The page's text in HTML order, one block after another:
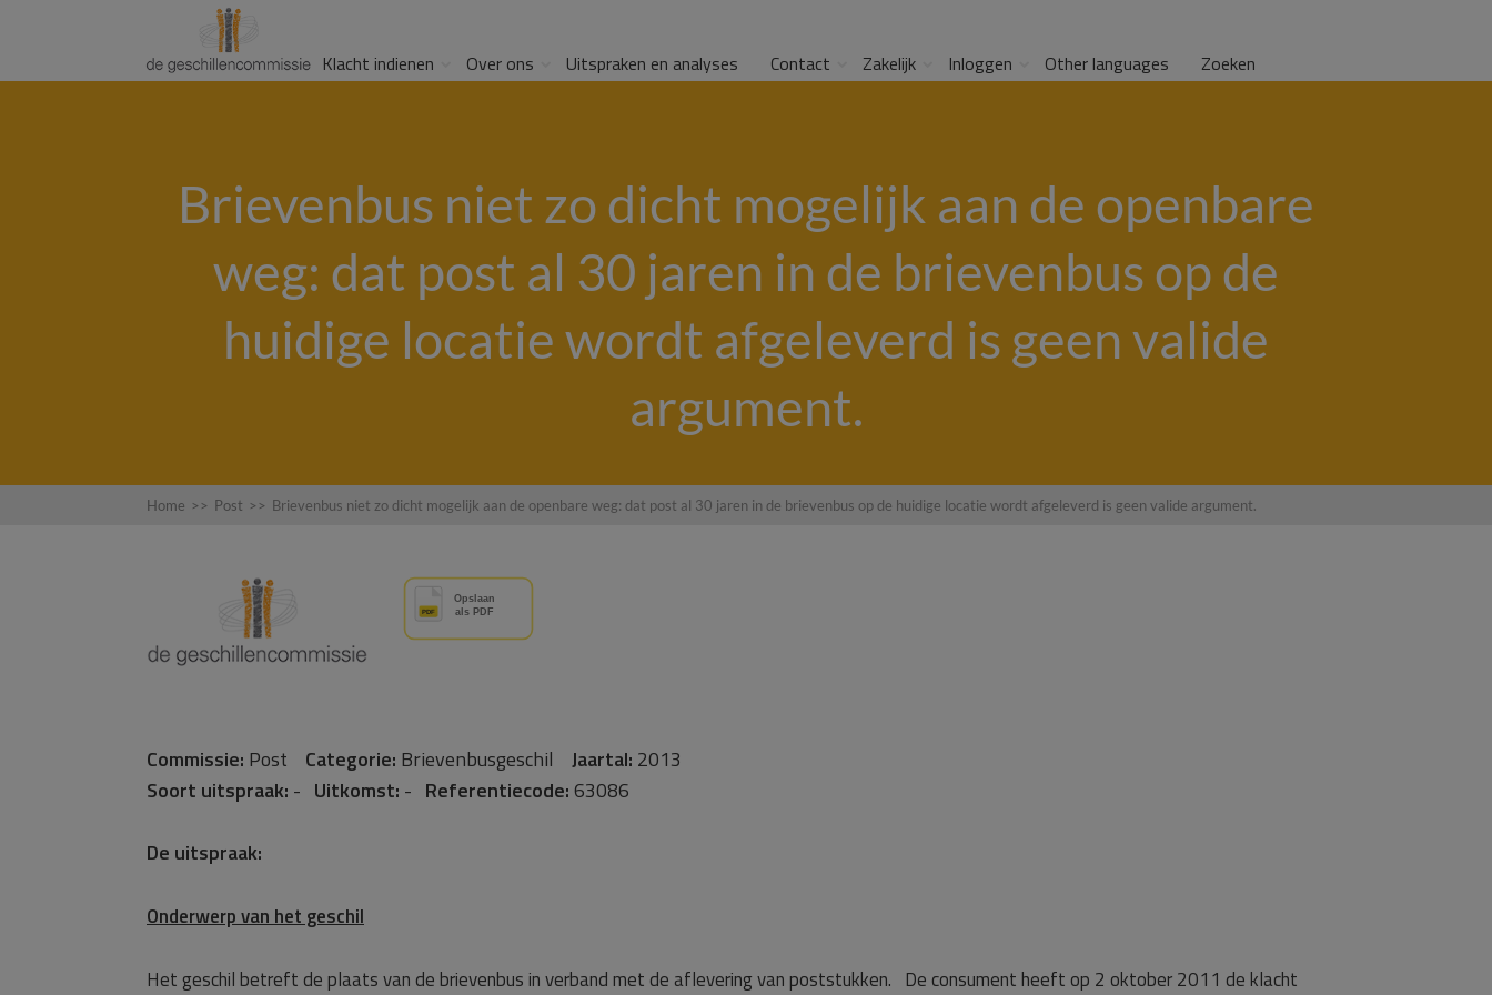
Klacht indienen Over ons Uitspraken en analyses Contact Zakelijk Inloggen Other languages Zoeken
Brievenbus niet zo dicht mogelijk aan de openbare
weg: dat post al 30 jaren in de brievenbus op de
huidige locatie wordt afgeleverd is geen valide
argument.
Home >> Post >> Brievenbus niet zo dicht mogelijk aan de openbare weg: dat post al 30 jaren in de brievenbus op de huidige locatie wordt afgeleverd is geen valide argument.
Commissie: Post Categorie: Brievenbusgeschil Jaartal: 2013
Soort uitspraak: - Uitkomst: - Referentiecode:63086
De uitspraak:
Onderwerp van het geschil
Het geschil betreft de plaats van de brievenbus in verband met de aflevering van poststukken. De consument heeft op 2 oktober 2011 de klacht